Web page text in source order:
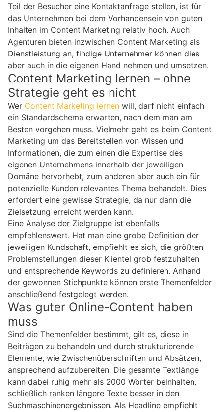
Teil der Besucher eine Kontaktanfrage stellen, ist für
das Unternehmen bei dem Vorhandensein von guten
Inhalten im Content Marketing relativ hoch. Auch
Agenturen bieten inzwischen Content Marketing als
Dienstleistung an, findige Unternehmer können dies
aber auch in die eigenen Hand nehmen und umsetzen.
Content Marketing lernen – ohne
Strategie geht es nicht
Wer Content Marketing lernen will, darf nicht einfach
ein Standardschema erwarten, nach dem man am
Besten vorgehen muss. Vielmehr geht es beim Content
Marketing um das Bereitstellen von Wissen und
Informationen, die zum einen die Expertise des
eigenen Unternehmens innerhalb der jeweiligen
Domäne hervorhebt, zum anderen aber auch ein für
potenzielle Kunden relevantes Thema behandelt. Dies
erfordert eine gewisse Strategie, da nur dann die
Zielsetzung erreicht werden kann.
Eine Analyse der Zielgruppe ist ebenfalls
empfehlenswert. Hat man eine grobe Definition der
jeweiligen Kundschaft, empfiehlt es sich, die größten
Problemstellungen dieser Klientel grob festzuhalten
und entsprechende Keywords zu definieren. Anhand
der gewonnen Stichpunkte können erste Themenfelder
anschließend festgelegt werden.
Was guter Online-Content haben
muss
Sind die Themenfelder bestimmt, gilt es, diese in
Beiträgen zu behandeln und durch strukturierende
Elemente, wie Zwischenüberschriften und Absätzen,
ansprechend aufzubereiten. Die gesamte Textlänge
kann dabei ruhig mehr als 2000 Wörter beinhalten,
schließlich ranken längere Texte besser in den
Suchmaschinenergebnissen. Als Headline empfiehlt